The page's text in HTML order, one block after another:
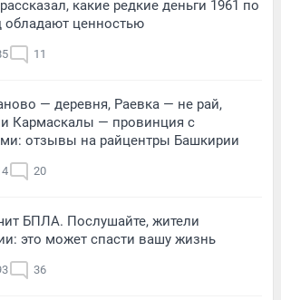
какие редкие деньги 1961 по
обладают ценностью
11
— деревня, Раевка — не рай,
Кармаскалы — провинция с
отзывы на райцентры Башкирии
20
БПЛА. Послушайте, жители
это может спасти вашу жизнь
36